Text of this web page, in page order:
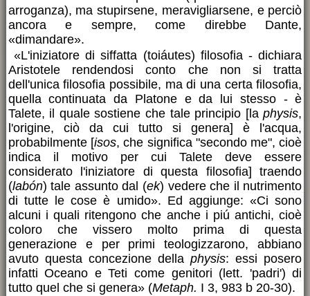
arroganza), ma stupirsene, meravigliarsene, e perciò
ancora e sempre, come direbbe Dante,
«dimandare».
«L'iniziatore di siffatta (toiáutes) filosofia - dichiara
Aristotele rendendosi conto che non si tratta
dell'unica filosofia possibile, ma di una certa filosofia,
quella continuata da Platone e da lui stesso - è
Talete, il quale sostiene che tale principio [laphysis,
l'origine, ciò da cui tutto si genera] è l'acqua,
probabilmente [isos, che significa "secondo me", cioè
indica il motivo per cui Talete deve essere
considerato l'iniziatore di questa filosofia] traendo
(labón) tale assunto dal (ek) vedere che il nutrimento
di tutte le cose è umido». Ed aggiunge: «Ci sono
alcuni i quali ritengono che anche i piú antichi, cioè
coloro che vissero molto prima di questa
generazione e per primi teologizzarono, abbiano
avuto questa concezione dellaphysis: essi posero
infatti Oceano e Teti come genitori (lett. 'padri') di
tutto quel che si genera» (Metaph. I 3, 983 b 20-30).